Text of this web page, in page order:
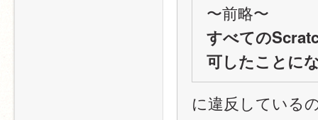
〜前略〜
すべての
可したことに
に違反している